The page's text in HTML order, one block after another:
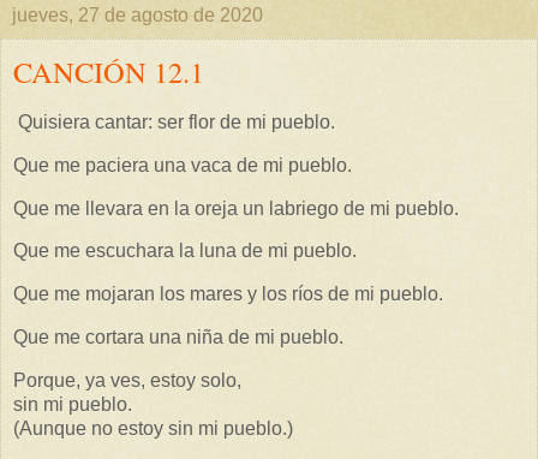
jueves, 27 de agosto de 2020
CANCIÓN 12.1
Quisiera cantar: ser flor de mi pueblo.
Que me paciera una vaca de mi pueblo.
Que me llevara en la oreja un labriego de mi pueblo.
Que me escuchara la luna de mi pueblo.
Que me mojaran los mares y los ríos de mi pueblo.
Que me cortara una niña de mi pueblo.
Porque, ya ves, estoy solo,
sin mi pueblo.
(Aunque no estoy sin mi pueblo.)